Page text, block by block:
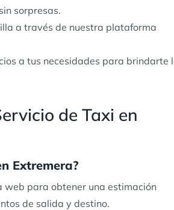
sorpresas.
a través de nuestra plataforma
a tus necesidades para brindarte
de Taxi en
Extremera?
para obtener una estimación
de salida y destino.